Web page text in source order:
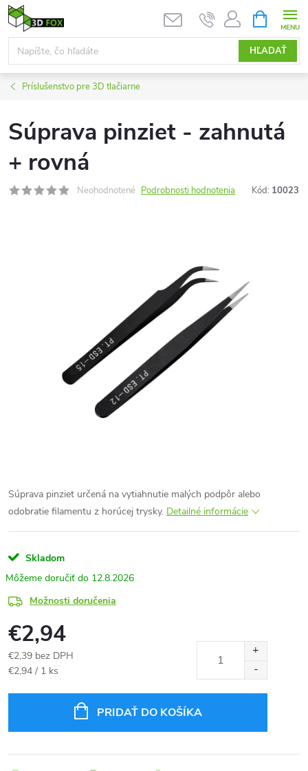
Prejsť
na
obsah
HĽADAŤ
KOŠÍK
Príslušenstvo pre 3D tlačiarne
Súprava pinziet - zahnutá
+ rovná
Neohodnotené Podrobnosti hodnotenia Kód: 10023
Súprava pinziet určená na vytiahnutie malých podpôr alebo
odobratie filamentu z horúcej trysky. Detailné informácie
Skladom
12.8.2026
Možnosti doručenia
€2,94
€2,39 bez DPH
Jednotková
€2,94 / 1 ks
PRIDAŤ DO KOŠÍKA